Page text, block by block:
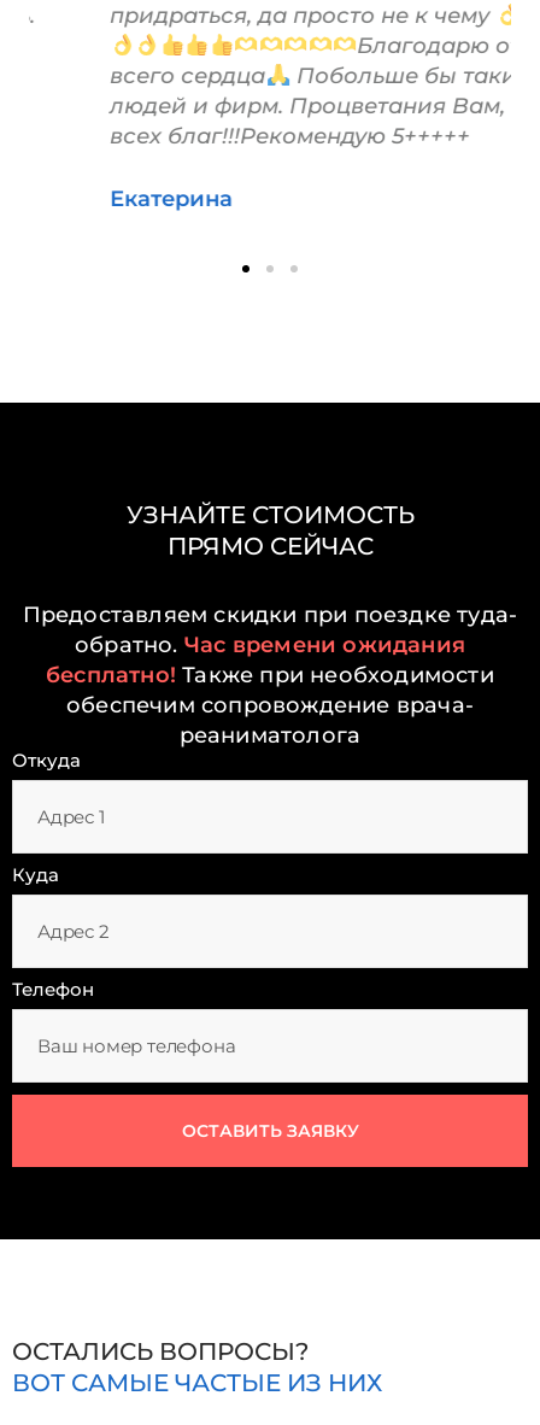
придраться, да просто не к чему
Благодарю от
всего сердца
Побольше бы таких
людей и фирм. Процветания Вам, и
всех благ!!!Рекомендую 5+++++
Екатерина
УЗНАЙТЕ СТОИМОСТЬ
ПРЯМО СЕЙЧАС
Предоставляем скидки при поездке туда-
обратно. Час времени ожидания
бесплатно! Также при необходимости
обеспечим сопровождение врача-
реаниматолога
Откуда
Куда
Телефон
ОСТАВИТЬ ЗАЯВКУ
ОСТАЛИСЬ ВОПРОСЫ?
ВОТ САМЫЕ ЧАСТЫЕ ИЗ НИХ